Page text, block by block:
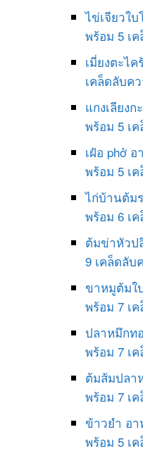
ไข่เจียวใ
พร้อม 5 เ
เมี่ยงตะไ
เคล็ดลับค
แกงเลียง
พร้อม 5 เ
เฝ๋อ phở
พร้อม 5 เ
ไก่บ้านต้ม
พร้อม 6 เ
ต้มข่าหัวป
9 เคล็ดลับ
ขาหมูต้มใ
พร้อม 7 เ
ปลาหมึกท
พร้อม 7 เ
ต้มส้มปลา
พร้อม 7 เ
ข้าวยำ อ
พร้อม 5 เ